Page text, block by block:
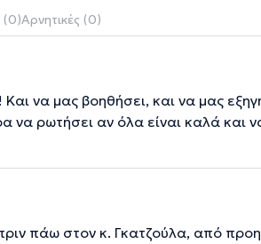
(0)Αρνητικές (0)
να μας βοηθήσει, και να μας
να ρωτήσει αν όλα είναι καλά και
πάω στον κ. Γκατζούλα, από